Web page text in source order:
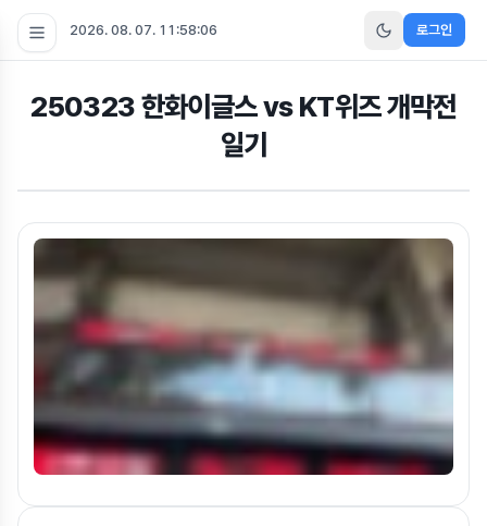
2026. 08. 07. 11:58:07 로그인
250323 한화이글스 vs KT위즈 개막전
일기